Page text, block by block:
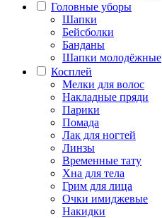
Головные уборы
Шапки
Бейсболки
Банданы
Шапки молодёжные
Косплей
Мелки для волос
Накладные пряди
Парики
Помада
Лак для ногтей
Линзы
Временные тату
Хна для тела
Грим для лица
Очки имиджевые
Накидки